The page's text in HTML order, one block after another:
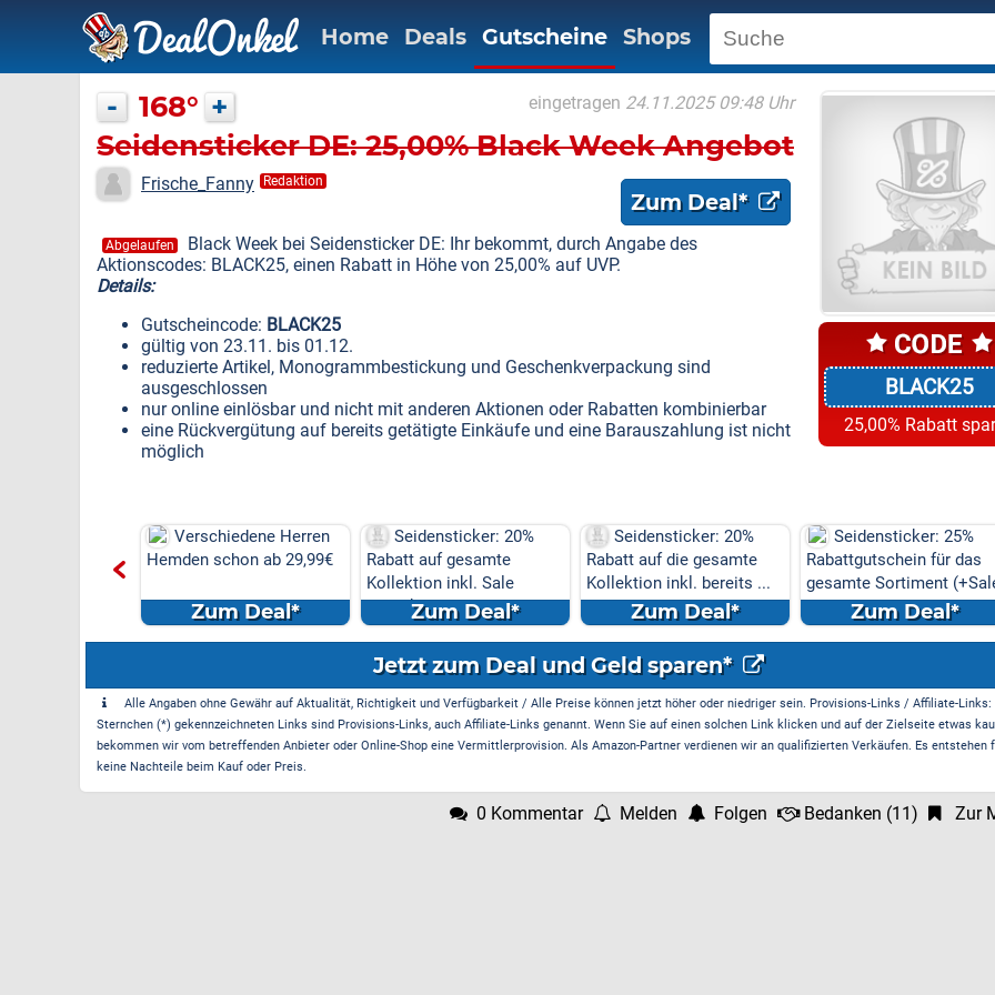
Home Deals Gutscheine Shops
BLACK25
25,00% Rabatt
- 168° + eingetragen 24.11.2025 09:48 Uhr
Seidensticker DE: 25,00% Black Week Angebot
Frische_Fanny Redaktion
Zum Deal*
Abgelaufen
Black Week bei Seidensticker DE: Ihr bekommt, durch Angabe des
Aktionscodes: BLACK25, einen Rabatt in Höhe von 25,00% auf UVP.
Details:
Gutscheincode: BLACK25
gültig von 23.11. bis 01.12.
reduzierte Artikel, Monogrammbestickung und Geschenkverpackung sind
ausgeschlossen
nur online einlösbar und nicht mit anderen Aktionen oder Rabatten kombinierbar
eine Rückvergütung auf bereits getätigte Einkäufe und eine Barauszahlung ist nicht
möglich
Seidensticker: 20%
Rabatt auf gesamte
ProdukteZum Deal*
Seidensticker: 20%
Rabatt auf die gesamte
Kollektion inkl. bereits ...
Zum Deal*
Seidensticker: 25%
Rabattgutschein für das
gesamte Sortiment (+Sale)
Zum Deal*
Seidensticker gibt 25%
Extra-Rabatt!!!
Zum Deal*
Jetzt zum Deal und Geld sparen*
Alle Angaben ohne Gewähr auf Aktualität, Richtigkeit und Verfügbarkeit / Alle Preise können jetzt höher oder niedriger sein. Provisions-Links / Affiliate-
Sternchen (*) gekennzeichneten Links sind Provisions-Links, auch Affiliate-Links genannt. Wenn Sie auf einen solchen Link klicken und auf der Zielseite etwas
bekommen wir vom betreffenden Anbieter oder Online-Shop eine Vermittlerprovision. Als Amazon-Partner verdienen wir an qualifizierten Verkäufen. Es entstehen
keine Nachteile beim Kauf oder Preis.
0 Kommentar Melden Folgen Bedanken (11) Zur